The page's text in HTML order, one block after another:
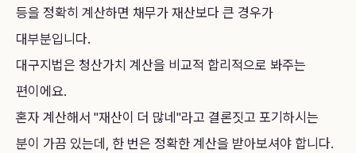
등을 정확히 계산하면 채무가 재산보다 큰 경우가
대부분입니다.
대구지법은 청산가치 계산을 비교적 합리적으로 봐주는
편이에요.
혼자 계산해서 "재산이 더 많네"라고 결론짓고 포기하시는
분이 가끔 있는데, 한 번은 정확한 계산을 받아보셔야 합니다.